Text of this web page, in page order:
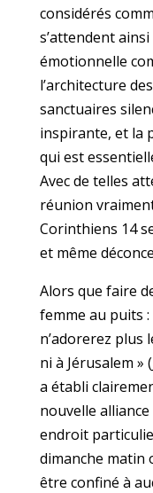
considérés
s’attendent
émotionnelle
l’architecture
sanctuaires
inspirante, et la
qui est
Avec de telles
réunion
Corinthiens 14
et même
Alors que faire
femme au puits
n’adorerez plus
ni à Jérusalem »
a établi
nouvelle
endroit
dimanche matin
être confiné à